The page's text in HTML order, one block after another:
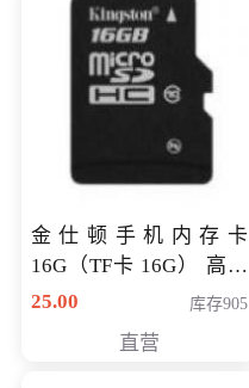
金仕顿手机内存卡
16G（TF卡 16G） 高速
卡 CLASS 10
25.00 库存905
直营